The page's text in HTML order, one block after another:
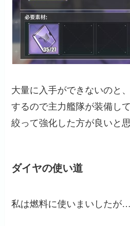
大量に入手ができないのと
するので主力艦隊が装備し
絞って強化した方が良いと思
ダイヤの使い道
私は燃料に使いまいしたが…